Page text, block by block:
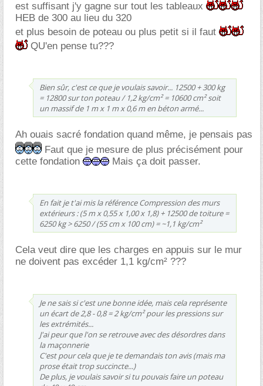
est suffisant j'y gagne sur tout les tableaux
HEB de 300 au lieu du 320
et plus besoin de poteau ou plus petit si il faut
QU'en pense tu???
Bien sûr, c'est ce que je voulais savoir... 12500 + 300 kg
= 12800 sur ton poteau / 1,2 kg/cm² = 10600 cm² soit
un massif de 1 m x 1 m x 0,6 m en béton armé...
Ah ouais sacré fondation quand même, je pensais pas
Faut que je mesure de plus précisément pour
cette fondation
Mais ça doit passer.
En fait je t'ai mis la référence Compression des murs
extérieurs : (5 m x 0,55 x 1,00 x 1,8) + 12500 de toiture =
6250 kg > 6250 / (55 cm x 100 cm) = ~1,1 kg/cm²
Cela veut dire que les charges en appuis sur le mur
ne doivent pas excéder 1,1 kg/cm² ???
Je ne sais si c'est une bonne idée, mais cela représente
un écart de 2,8 - 0,8 = 2 kg/cm² pour les pressions sur
les extrémités...
J'ai peur que l'on se retrouve avec des désordres dans
la maçonnerie
C'est pour cela que je te demandais ton avis (mais ma
prose était trop succincte...)
De plus, je voulais savoir si tu pouvais faire un poteau